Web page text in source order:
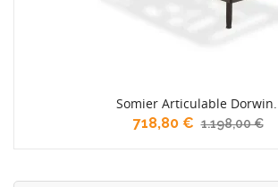
Somier Articulable
718,80 € 1.198,00 €